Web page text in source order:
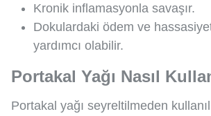
Kronik inflamasyonla savaşır.
Dokulardaki ödem ve
yardımcı olabilir.
Portakal Yağı Nasıl
Portakal yağı seyreltilmeden